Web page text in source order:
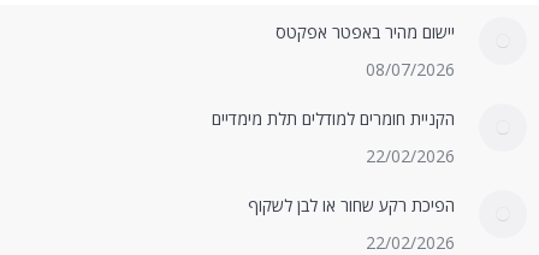
יישום מהיר באפטר אפקטס
08/07/2026
הקניית חומרים למודלים תלת מימדיים
22/02/2026
הפיכת רקע שחור או לבן לשקוף
22/02/2026